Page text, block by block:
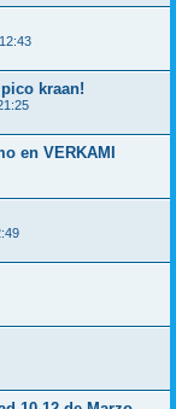
kraan!
en VERKAMI